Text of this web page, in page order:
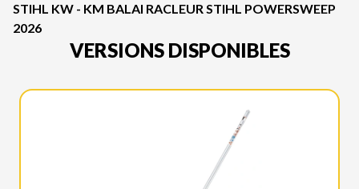
STIHL KW - KM BALAI RACLEUR STIHL POWERSWEEP
2026
VERSIONS DISPONIBLES